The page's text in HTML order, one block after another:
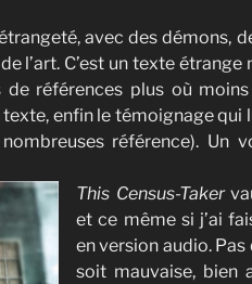
avec des démons,
l’art. C’est un texte étrange
références plus où moins
enfin le témoignage qui
référence). Un
This Census-Taker
et ce même si j’ai
en version audio.
soit mauvaise, bien